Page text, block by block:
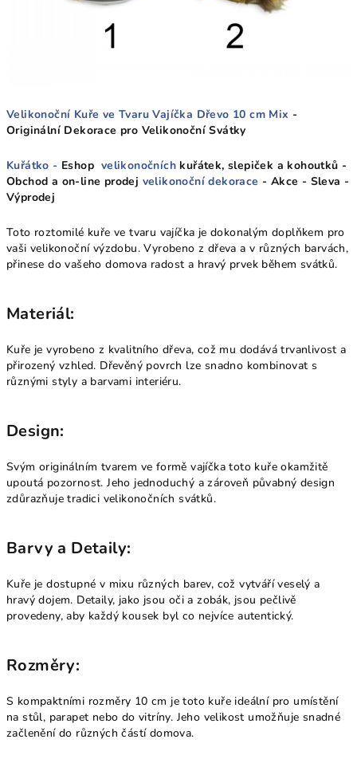
Velikonoční Kuře ve Tvaru Vajíčka Dřevo 10 cm Mix -
Originální Dekorace pro Velikonoční Svátky
Kuřátko - Eshop velikonočních kuřátek, slepiček a kohoutků -
Obchod a on-line prodej velikonoční dekorace - Akce - Sleva -
Výprodej
Toto roztomilé kuře ve tvaru vajíčka je dokonalým doplňkem pro
vaši velikonoční výzdobu. Vyrobeno z dřeva a v různých barvách,
přinese do vašeho domova radost a hravý prvek během svátků.
Materiál:
Kuře je vyrobeno z kvalitního dřeva, což mu dodává trvanlivost a
přirozený vzhled. Dřevěný povrch lze snadno kombinovat s
různými styly a barvami interiéru.
Design:
Svým originálním tvarem ve formě vajíčka toto kuře okamžitě
upoutá pozornost. Jeho jednoduchý a zároveň půvabný design
zdůrazňuje tradici velikonočních svátků.
Barvy a Detaily:
Kuře je dostupné v mixu různých barev, což vytváří veselý a
hravý dojem. Detaily, jako jsou oči a zobák, jsou pečlivě
provedeny, aby každý kousek byl co nejvíce autentický.
Rozměry:
S kompaktními rozměry 10 cm je toto kuře ideální pro umístění
na stůl, parapet nebo do vitríny. Jeho velikost umožňuje snadné
začlenění do různých částí domova.